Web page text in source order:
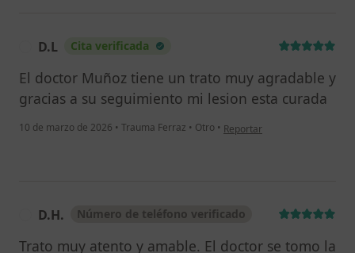
D.L Cita verificada
El doctor Muñoz tiene un trato muy agradable y
gracias a su seguimiento mi lesion esta curada
10 de marzo de 2026 • Trauma Ferraz • Otro • en opinión del usuario D.L
Reportar
D.H. Número de teléfono verificado
Trato muy atento y amable. El doctor se tomo la